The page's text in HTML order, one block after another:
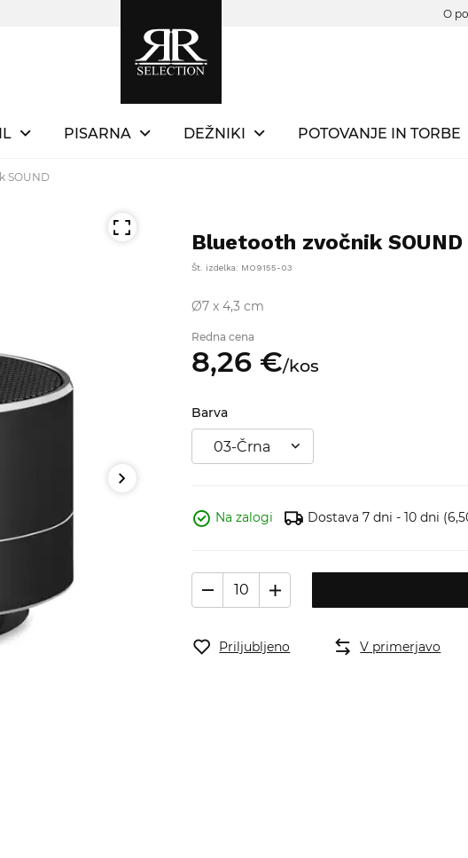
O
PISARNA DEŽNIKI POTOVANJE IN TORBE
SOUND
Bluetooth zvočnik SOUND
Št. izdelka: MO9155-03
Ø7 x 4,3 cm
Redna cena
8,26 €/kos
Barva
03-Črna
Na zalogi Dostava 7 dni - 10 dni
Priljubljeno V primerjavo